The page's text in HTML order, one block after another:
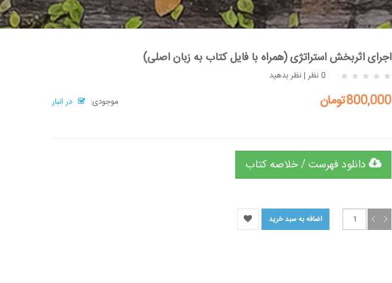
اجرای اثربخش استراتژی (همراه با فایل کتاب به زبان اصلی)
0 نظر |نظر بدهید
موجودی:
در انبار 800,000تومان
دانلود فهرست / خلاصه کتاب